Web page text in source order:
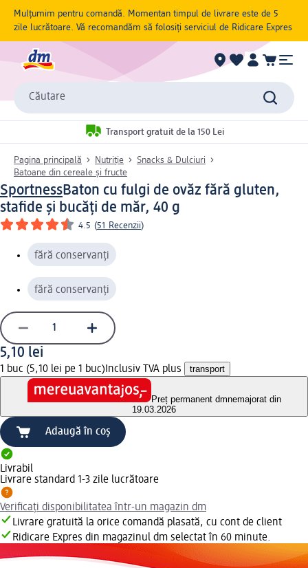
Mulțumim pentru comandă. Momentan timpul de livrare este de 5
zile lucrătoare. Vă recomandăm să folosiți serviciul de Ridicare Expres
Căutare
Transport gratuit de la 150 Lei
Pagina principală Nutriție
Snacks & Dulciuri
Batoane din cereale și fructe
SportnessBaton cu fulgi de ovăz fără gluten,
stafide și bucăți de măr, 40 g
4.5 (51 Recenzii)
fără conservanți
fără conservanți
5,10 lei
1 buc (5,10 lei pe 1 buc) Inclusiv TVA plus transport
Preț permanent dmnemajorat din
19.03.2026
Adaugă în coș
Livrabil
Livrare standard 1-3 zile lucrătoare
Verificați disponibilitatea într-un magazin dm
Livrare gratuită la orice comandă plasată, cu cont de client
Ridicare Expres din magazinul dm selectat în 60 minute.